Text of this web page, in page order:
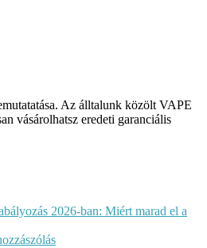
Az álltalunk közölt VAPE
vásárolhatsz eredeti garanciális
2026-ban: Miért marad el a